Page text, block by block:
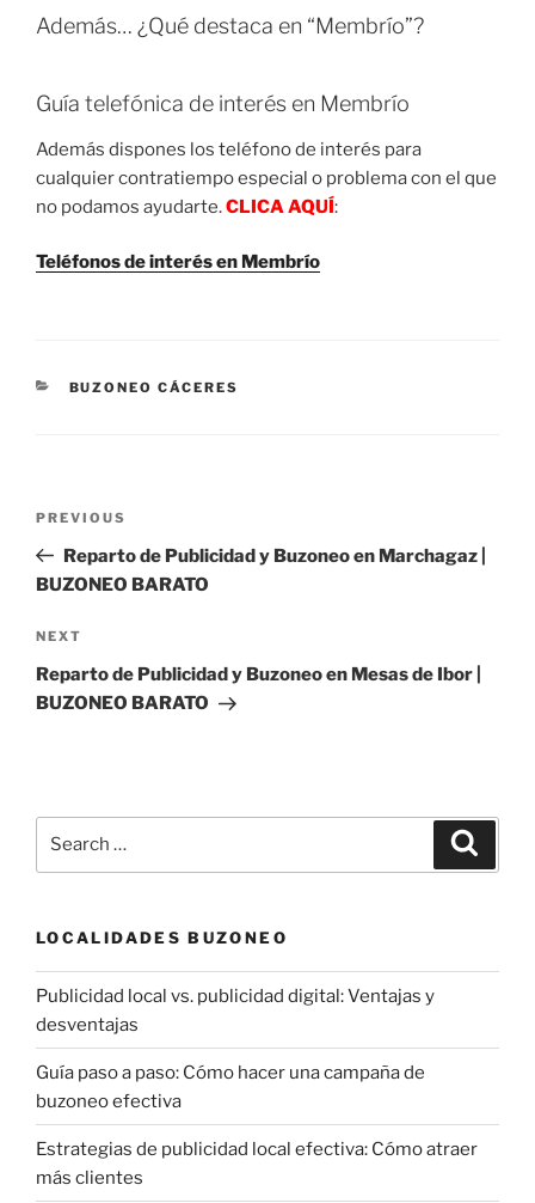
Además… ¿Qué destaca en “Membrío”?
Guía telefónica de interés en Membrío
Además dispones los teléfono de interés para
cualquier contratiempo especial o problema con el que
no podamos ayudarte.CLICA AQUÍ:
Teléfonos de interés en Membrío
CATEGORIES
BUZONEO CÁCERES
Previous
Post
PREVIOUS
Reparto de Publicidad y Buzoneo en Marchagaz |
BUZONEO BARATO
Next
Post
NEXT
Reparto de Publicidad y Buzoneo en Mesas de Ibor |
BUZONEO BARATO
LOCALIDADES BUZONEO
Publicidad local vs. publicidad digital: Ventajas y
desventajas
Guía paso a paso: Cómo hacer una campaña de
buzoneo efectiva
Estrategias de publicidad local efectiva: Cómo atraer
más clientes